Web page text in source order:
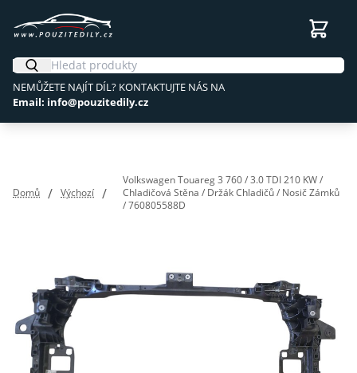
NEMŮŽETE NAJÍT DÍL? KONTAKTUJTE NÁS NA
Email: info@pouzitedily.cz
Domů / Výchozí /
Volkswagen Touareg 3 760 / 3.0 TDI 210 KW /
Chladičová Stěna / Držák Chladičů / Nosič Zámků
/ 760805588D